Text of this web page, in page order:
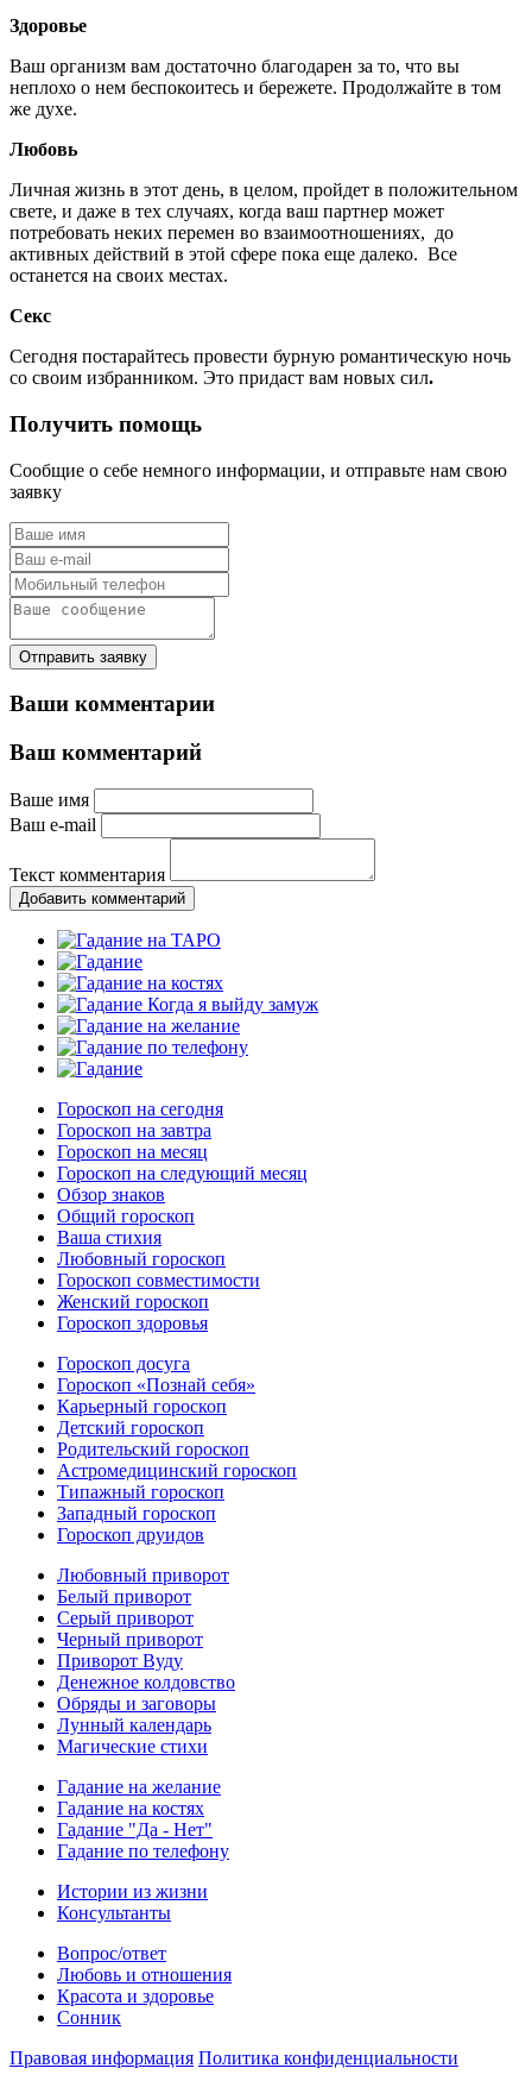
Здоровье
Ваш организм вам достаточно благодарен за то, что вы
неплохо о нем беспокоитесь и бережете. Продолжайте в том
же духе.
Любовь
Личная жизнь в этот день, в целом, пройдет в положительном
свете, и даже в тех случаях, когда ваш партнер может
потребовать неких перемен во взаимоотношениях, до
активных действий в этой сфере пока еще далеко. Все
останется на своих местах.
Секс
Сегодня постарайтесь провести бурную романтическую ночь
со своим избранником. Это придаст вам новых сил.
Получить помощь
Сообщие о себе немного информации, и отправьте нам свою
заявку
Отправить заявку
Ваши комментарии
Ваш комментарий
Ваше имя
Ваш e-mail
Текст комментария
Добавить комментарий
Гороскоп на сегодня
Гороскоп на завтра
Гороскоп на месяц
Гороскоп на следующий месяц
Обзор знаков
Общий гороскоп
Ваша стихия
Любовный гороскоп
Гороскоп совместимости
Женский гороскоп
Гороскоп здоровья
Гороскоп досуга
Гороскоп «Познай себя»
Карьерный гороскоп
Детский гороскоп
Родительский гороскоп
Астромедицинский гороскоп
Типажный гороскоп
Западный гороскоп
Гороскоп друидов
Любовный приворот
Белый приворот
Серый приворот
Черный приворот
Приворот Вуду
Денежное колдовство
Обряды и заговоры
Лунный календарь
Магические стихи
Гадание на желание
Гадание на костях
Гадание "Да - Нет"
Гадание по телефону
Истории из жизни
Консультанты
Вопрос/ответ
Любовь и отношения
Красота и здоровье
Сонник
Правовая информация Политика конфиденциальности